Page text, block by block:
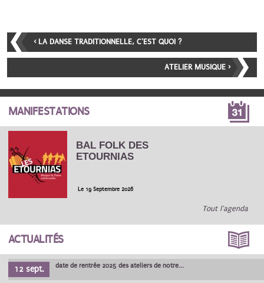
‹ LA DANSE TRADITIONNELLE, C'EST QUOI ?
ATELIER MUSIQUE ›
MANIFESTATIONS
BAL FOLK DES
ETOURNIAS
Le 19 Septembre 2026
Tout l'agenda
ACTUALITÉS
12 sept. date de rentrée 2025 des ateliers de notre...